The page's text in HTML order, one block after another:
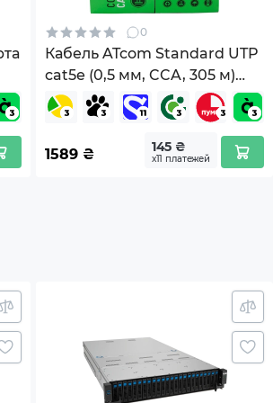
0
Кабель ATcom Standard UTP
cat5e (0,5 мм, CCA, 305 м)
(3799)
1589 ₴ 145 ₴
х11 платежей